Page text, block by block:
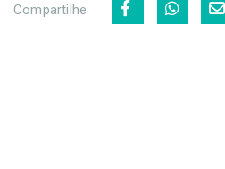
Compartilhe